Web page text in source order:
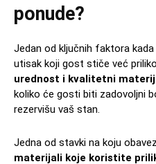
ponude?
Jedan od ključnih faktora
utisak koji gost stiče već
urednost i kvalitetni
koliko će gosti biti zadovoljni
rezervišu vaš stan.
Jedna od stavki na koju
materijali koje koristite